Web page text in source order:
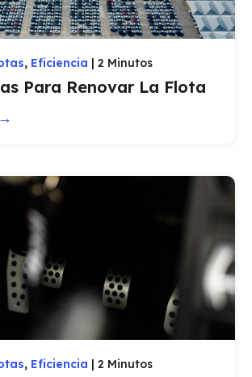
, Eficiencia | 2 Minutos
Para Renovar La Flota
, Eficiencia | 2 Minutos